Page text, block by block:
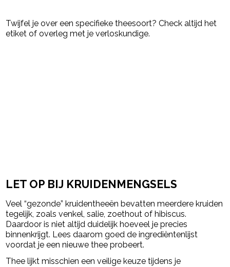
Twijfel je over een specifieke theesoort? Check altijd het
etiket of overleg met je verloskundige.
LET OP BIJ KRUIDENMENGSELS
Veel “gezonde” kruidentheeën bevatten meerdere kruiden
tegelijk, zoals venkel, salie, zoethout of hibiscus.
Daardoor is niet altijd duidelijk hoeveel je precies
binnenkrijgt. Lees daarom goed de ingrediëntenlijst
voordat je een nieuwe thee probeert.
Thee lijkt misschien een veilige keuze tijdens je